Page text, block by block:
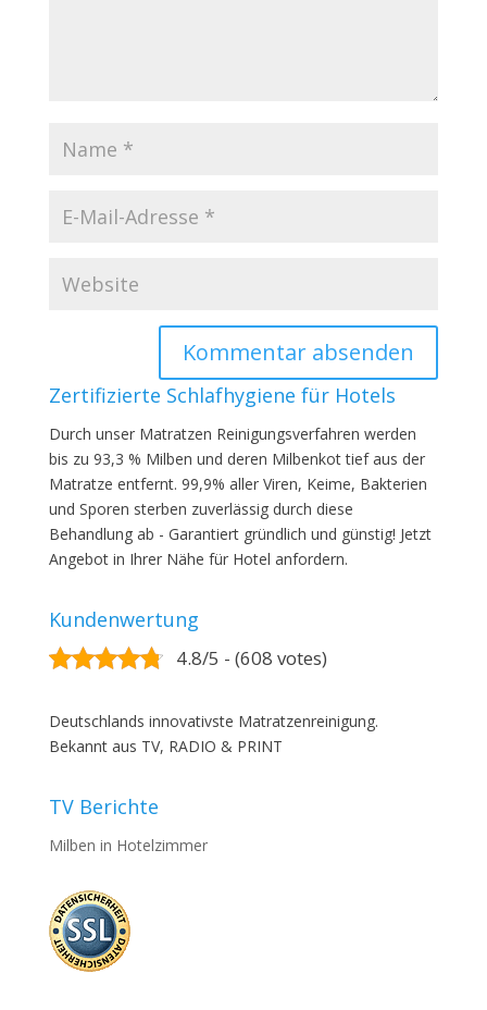
Zertifizierte Schlafhygiene für Hotels
Durch unser Matratzen Reinigungsverfahren werden
bis zu 93,3 % Milben und deren Milbenkot tief aus der
Matratze entfernt. 99,9% aller Viren, Keime, Bakterien
und Sporen sterben zuverlässig durch diese
Behandlung ab - Garantiert gründlich und günstig! Jetzt
Angebot in Ihrer Nähe für Hotel anfordern.
Kundenwertung
4.8/5 - (608 votes)
Deutschlands innovativste Matratzenreinigung.
Bekannt aus TV, RADIO & PRINT
TV Berichte
Milben in Hotelzimmer